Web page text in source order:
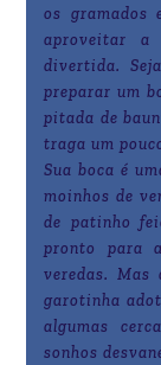
os gramados
aproveitar
divertida.
preparar um
pitada de
traga um
Sua boca é
moinhos de
de patinho
pronto para
veredas.
garotinha
algumas
sonhos